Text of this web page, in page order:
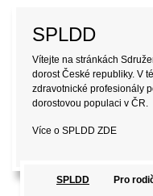
SPLDD
Vítejte na stránkách
dorost České republiky. V
zdravotnické profesionály
dorostovou populaci v ČR.
Více o SPLDD ZDE
SPLDD Pro